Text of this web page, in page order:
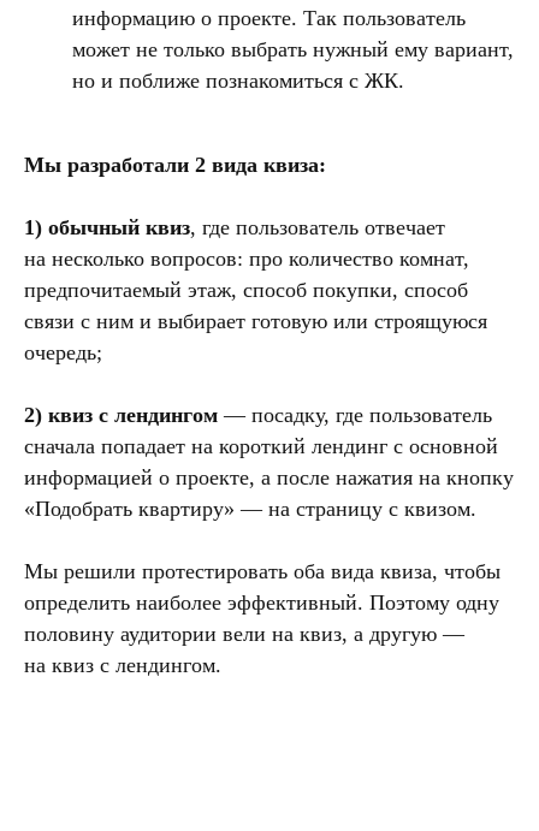
информацию о проекте. Так пользователь
может не только выбрать нужный ему вариант,
но и поближе познакомиться с ЖК.
Мы разработали 2 вида квиза:
1) обычный квиз, где пользователь отвечает
на несколько вопросов: про количество комнат,
предпочитаемый этаж, способ покупки, способ
связи с ним и выбирает готовую или строящуюся
очередь;
2) квиз с лендингом— посадку, где пользователь
сначала попадает на короткий лендинг с основной
информацией о проекте, а после нажатия на кнопку
«Подобрать квартиру» — на страницу с квизом.
Мы решили протестировать оба вида квиза, чтобы
определить наиболее эффективный. Поэтому одну
половину аудитории вели на квиз, а другую —
на квиз с лендингом.